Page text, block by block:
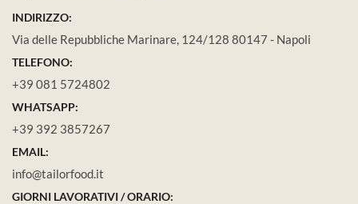
INDIRIZZO:
Via delle Repubbliche Marinare, 124/128 80147 - Napoli
TELEFONO:
+39 081 5724802
WHATSAPP:
+39 392 3857267
EMAIL:
info@tailorfood.it
GIORNI LAVORATIVI / ORARIO: